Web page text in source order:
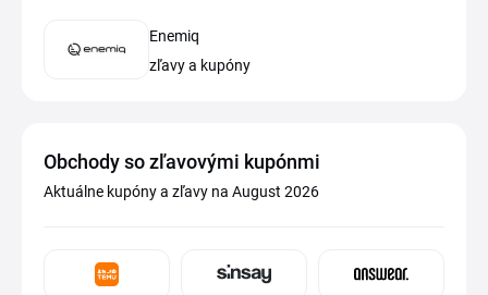
Enemiq
zľavy a kupóny
Obchody so zľavovými kupónmi
Aktuálne kupóny a zľavy na August 2026